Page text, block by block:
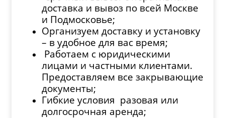
доставка и вывоз по всей Москве
и Подмосковье;
Организуем доставку и установку
– в удобное для вас время;
Работаем с юридическими
лицами и частными клиентами.
Предоставляем все закрывающие
документы;
Гибкие условия разовая или
долгосрочная аренда;